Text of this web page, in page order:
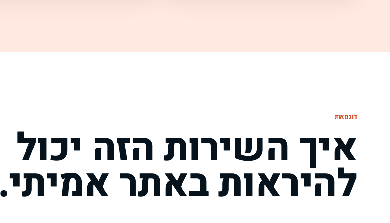
דוגמאות
איך השירות הזה יכול
להיראות באתר אמיתי.